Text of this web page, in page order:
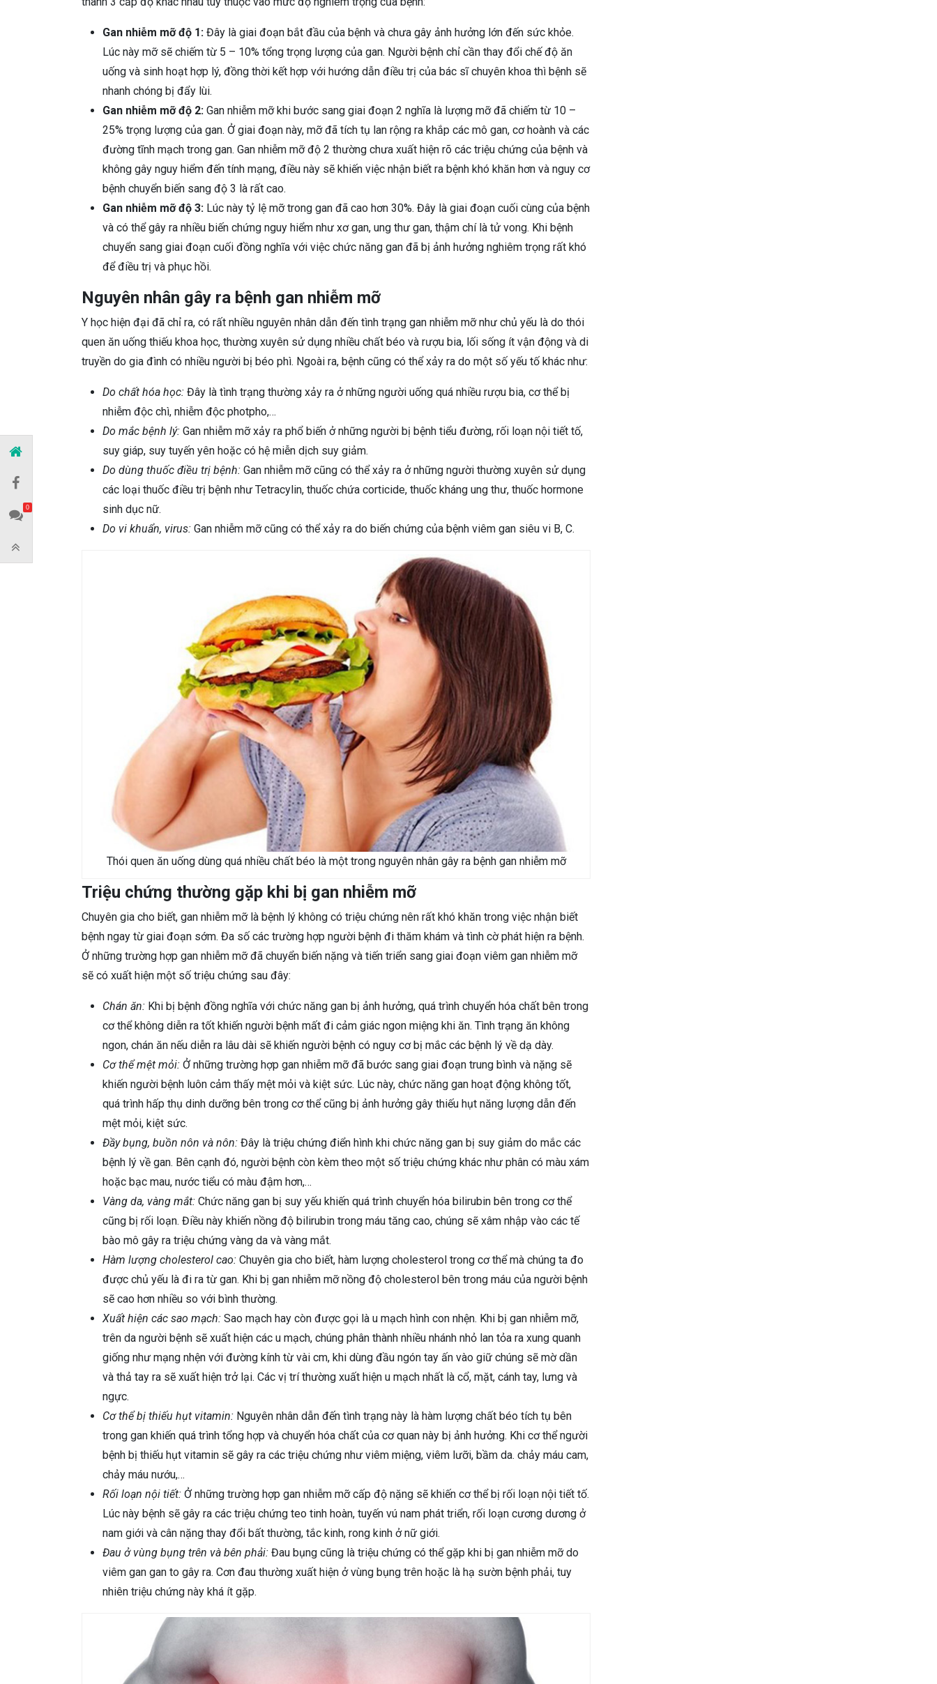
Gan nhiễm mỡ độ 1: Đây là giai đoạn bắt đầu của bệnh và chưa gây ảnh hưởng lớn đến sức khỏe.
Lúc này mỡ sẽ chiếm từ 5 – 10% tổng trọng lượng của gan. Người bệnh chỉ cần thay đổi chế độ ăn
uống và sinh hoạt hợp lý, đồng thời kết hợp với hướng dẫn điều trị của bác sĩ chuyên khoa thì bệnh sẽ
nhanh chóng bị đẩy lùi.
Gan nhiễm mỡ độ 2: Gan nhiễm mỡ khi bước sang giai đoạn 2 nghĩa là lượng mỡ đã chiếm từ 10 –
25% trọng lượng của gan. Ở giai đoạn này, mỡ đã tích tụ lan rộng ra khắp các mô gan, cơ hoành và các
đường tĩnh mạch trong gan. Gan nhiễm mỡ độ 2 thường chưa xuất hiện rõ các triệu chứng của bệnh và
không gây nguy hiểm đến tính mạng, điều này sẽ khiến việc nhận biết ra bệnh khó khăn hơn và nguy cơ
bệnh chuyển biến sang độ 3 là rất cao.
Gan nhiễm mỡ độ 3: Lúc này tỷ lệ mỡ trong gan đã cao hơn 30%. Đây là giai đoạn cuối cùng của bệnh
và có thể gây ra nhiều biến chứng nguy hiểm như xơ gan, ung thư gan, thậm chí là tử vong. Khi bệnh
chuyển sang giai đoạn cuối đồng nghĩa với việc chức năng gan đã bị ảnh hưởng nghiêm trọng rất khó
để điều trị và phục hồi.
Nguyên nhân gây ra bệnh gan nhiễm mỡ
Y học hiện đại đã chỉ ra, có rất nhiều nguyên nhân dẫn đến tình trạng gan nhiễm mỡ như chủ yếu là do thói
quen ăn uống thiếu khoa học, thường xuyên sử dụng nhiều chất béo và rượu bia, lối sống ít vận động và di
truyền do gia đình có nhiều người bị béo phì. Ngoài ra, bệnh cũng có thể xảy ra do một số yếu tố khác như:
Do chất hóa học: Đây là tình trạng thường xảy ra ở những người uống quá nhiều rượu bia, cơ thể bị
nhiễm độc chì, nhiễm độc photpho,…
Do mắc bệnh lý: Gan nhiễm mỡ xảy ra phổ biến ở những người bị bệnh tiểu đường, rối loạn nội tiết tố,
suy giáp, suy tuyến yên hoặc có hệ miễn dịch suy giảm.
Do dùng thuốc điều trị bệnh: Gan nhiễm mỡ cũng có thể xảy ra ở những người thường xuyên sử dụng
các loại thuốc điều trị bệnh như Tetracylin, thuốc chứa corticide, thuốc kháng ung thư, thuốc hormone
sinh dục nữ.
Do vi khuẩn, virus: Gan nhiễm mỡ cũng có thể xảy ra do biến chứng của bệnh viêm gan siêu vi B, C.
Thói quen ăn uống dùng quá nhiều chất béo là một trong nguyên nhân gây ra bệnh gan nhiễm mỡ
Triệu chứng thường gặp khi bị gan nhiễm mỡ
Chuyên gia cho biết, gan nhiễm mỡ là bệnh lý không có triệu chứng nên rất khó khăn trong việc nhận biết
bệnh ngay từ giai đoạn sớm. Đa số các trường hợp người bệnh đi thăm khám và tình cờ phát hiện ra bệnh.
Ở những trường hợp gan nhiễm mỡ đã chuyển biến nặng và tiến triển sang giai đoạn viêm gan nhiễm mỡ
sẽ có xuất hiện một số triệu chứng sau đây:
Chán ăn: Khi bị bệnh đồng nghĩa với chức năng gan bị ảnh hưởng, quá trình chuyển hóa chất bên trong
cơ thể không diễn ra tốt khiến người bệnh mất đi cảm giác ngon miệng khi ăn. Tình trạng ăn không
ngon, chán ăn nếu diễn ra lâu dài sẽ khiến người bệnh có nguy cơ bị mắc các bệnh lý về dạ dày.
Cơ thể mệt mỏi: Ở những trường hợp gan nhiễm mỡ đã bước sang giai đoạn trung bình và nặng sẽ
khiến người bệnh luôn cảm thấy mệt mỏi và kiệt sức. Lúc này, chức năng gan hoạt động không tốt,
quá trình hấp thụ dinh dưỡng bên trong cơ thể cũng bị ảnh hưởng gây thiếu hụt năng lượng dẫn đến
mệt mỏi, kiệt sức.
Đầy bụng, buồn nôn và nôn: Đây là triệu chứng điển hình khi chức năng gan bị suy giảm do mắc các
bệnh lý về gan. Bên cạnh đó, người bệnh còn kèm theo một số triệu chứng khác như phân có màu xám
hoặc bạc mau, nước tiểu có màu đậm hơn,…
Vàng da, vàng mắt: Chức năng gan bị suy yếu khiến quá trình chuyển hóa bilirubin bên trong cơ thể
cũng bị rối loạn. Điều này khiến nồng độ bilirubin trong máu tăng cao, chúng sẽ xâm nhập vào các tế
bào mô gây ra triệu chứng vàng da và vàng mắt.
Hàm lượng cholesterol cao: Chuyên gia cho biết, hàm lượng cholesterol trong cơ thể mà chúng ta đo
được chủ yếu là đi ra từ gan. Khi bị gan nhiễm mỡ nồng độ cholesterol bên trong máu của người bệnh
sẽ cao hơn nhiều so với bình thường.
Xuất hiện các sao mạch: Sao mạch hay còn được gọi là u mạch hình con nhện. Khi bị gan nhiễm mỡ,
trên da người bệnh sẽ xuất hiện các u mạch, chúng phân thành nhiều nhánh nhỏ lan tỏa ra xung quanh
giống như mạng nhện với đường kính từ vài cm, khi dùng đầu ngón tay ấn vào giữ chúng sẽ mờ dần
và thả tay ra sẽ xuất hiện trở lại. Các vị trí thường xuất hiện u mạch nhất là cổ, mặt, cánh tay, lưng và
ngực.
Cơ thể bị thiếu hụt vitamin: Nguyên nhân dẫn đến tình trạng này là hàm lượng chất béo tích tụ bên
trong gan khiến quá trình tổng hợp và chuyển hóa chất của cơ quan này bị ảnh hưởng. Khi cơ thể người
bệnh bị thiếu hụt vitamin sẽ gây ra các triệu chứng như viêm miệng, viêm lưỡi, bầm da. chảy máu cam,
chảy máu nướu,…
Rối loạn nội tiết: Ở những trường hợp gan nhiễm mỡ cấp độ nặng sẽ khiến cơ thể bị rối loạn nội tiết tố.
Lúc này bệnh sẽ gây ra các triệu chứng teo tinh hoàn, tuyến vú nam phát triển, rối loạn cương dương ở
nam giới và cân nặng thay đổi bất thường, tắc kinh, rong kinh ở nữ giới.
Đau ở vùng bụng trên và bên phải: Đau bụng cũng là triệu chứng có thể gặp khi bị gan nhiễm mỡ do
viêm gan gan to gây ra. Cơn đau thường xuất hiện ở vùng bụng trên hoặc là hạ sườn bệnh phải, tuy
nhiên triệu chứng này khá ít gặp.
0